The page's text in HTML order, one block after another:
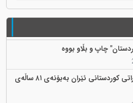
ڕاگەیەندراوی حیزبی دێموکراتی کوردستانی ئێران بەبۆنەی ٨١ ساڵەی